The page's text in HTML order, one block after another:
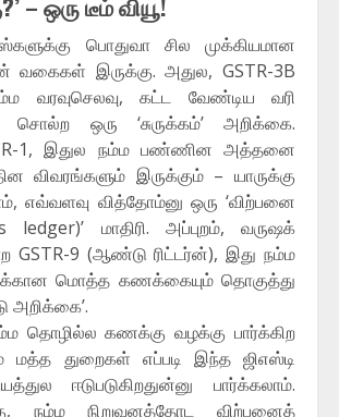
பொதுவா சில முக்கியமான
வகைகள் இருக்கு. அதுல, GSTR-3B
வரவுசெலவு, கட்ட வேண்டிய வரி
சொல்ற ஒரு ‘சுருக்கம்’ அறிக்கை.
1, இதுல நம்ம பண்ணின அத்தனை
விவரங்களும் இருக்கும் – யாருக்கு
எவ்வளவு வித்தோம்னு ஒரு ‘விற்பனை
ledger)’ மாதிரி. அப்புறம், வருஷக்
GSTR-9 (ஆண்டு ரிட்டர்ன்), இது நம்ம
மொத்த கணக்கையும் தொகுத்து
தொழில்ல கணக்கு வழக்கு பார்க்கிற
மத்த துறைகள் எப்படி இந்த ஜிஎஸ்டி
ஈடுபடுகிறதுன்னு பார்க்கலாம்.
நம்ம நிறுவனத்தோட விற்பனைத்